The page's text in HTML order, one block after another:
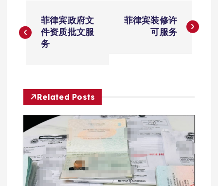
章
航
菲律宾政府文
件资质批文服
务
菲律宾装修许
可服务
Related Posts